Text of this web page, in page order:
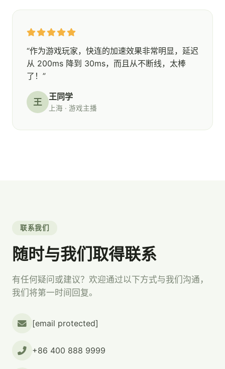
“作为游戏玩家，快连的加速效果非常明显，延迟
从 200ms 降到 30ms，而且从不断线，太棒
了！”
王 王同学
上海 · 游戏主播
联系我们
随时与我们取得联系
有任何疑问或建议？欢迎通过以下方式与我们沟通，
我们将第一时间回复。
[email protected]
+86 400 888 9999